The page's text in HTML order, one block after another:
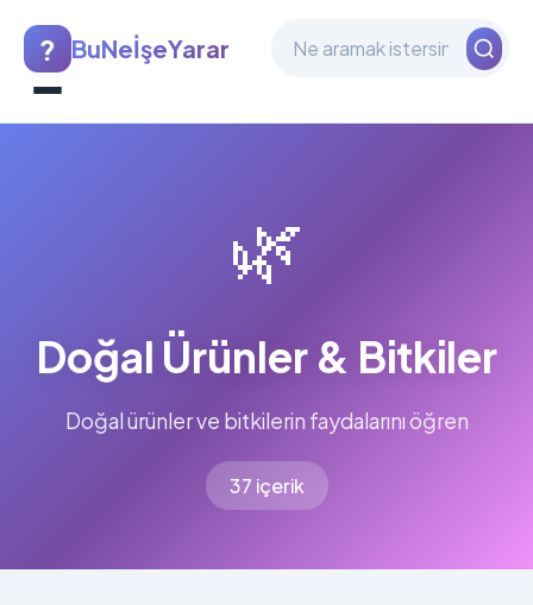
? BuNeİşeYarar
🌿
Doğal Ürünler & Bitkiler
Doğal ürünler ve bitkilerin faydalarını öğren
37 içerik